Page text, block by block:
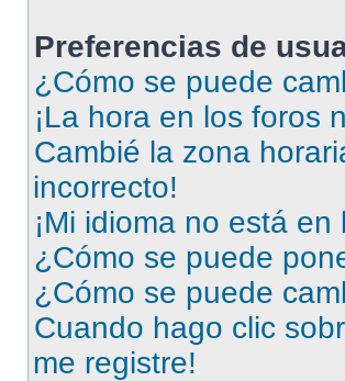
Preferencias de
¿Cómo se puede
¡La hora en los foros
Cambié la zona
incorrecto!
¡Mi idioma no está en
¿Cómo se puede
¿Cómo se puede
Cuando hago clic
me registre!